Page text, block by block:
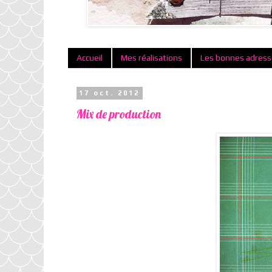
Accueil Mes réalisations Les bonnes
17 oct. 2012
Mix de production